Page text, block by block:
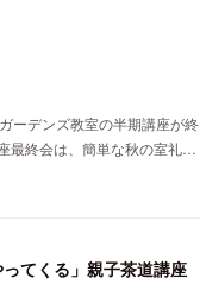
ーデンズ教室の半期講座が終
最終会は、簡単な秋の室礼…
ってくる」親子茶道講座